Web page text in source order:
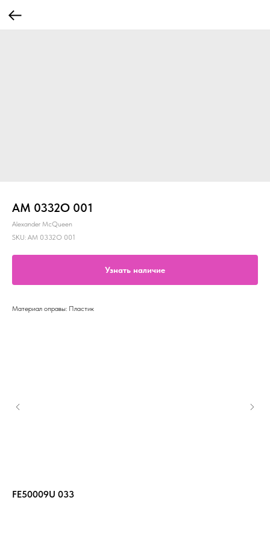
AM 0332O 001
Alexander McQueen
SKU: AM 0332O 001
Узнать наличие
Материал оправы: Пластик
FE50009U 033